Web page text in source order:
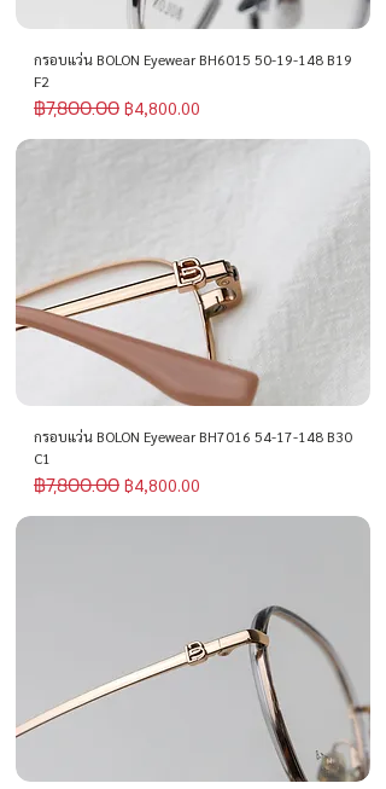
กรอบแว่น BOLON Eyewear BH6015 50-19-148 B19
F2
ราคาปกติ
฿7,800.00 ราคาขายลด
฿4,800.00
กรอบแว่น BOLON Eyewear BH7016 54-17-148 B30
C1
ราคาปกติ
฿7,800.00 ราคาขายลด
฿4,800.00